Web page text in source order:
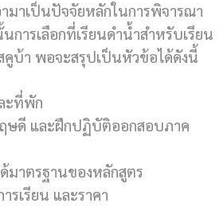
มาเป็นปัจจัยหลักในการพิจารณา
การเลือกที่เรียนดำน้ำสำหรับเรียน
คูบ้า พอจะสรุปเป็นหัวข้อได้ดังนี้
ะที่พัก
ษดี และฝึกปฏิบัติออกสอบภาค
มาตรฐานของหลักสูตร
ารเรียน และราคา